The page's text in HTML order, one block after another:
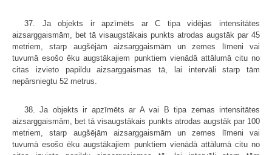
37. Ja objekts ir apzīmēts ar C tipa vidējas intensitātes
aizsarggaismām, bet tā visaugstākais punkts atrodas augstāk par 45
metriem, starp augšējām aizsarggaismām un zemes līmeni vai
tuvumā esošo ēku augstākajiem punktiem vienādā attālumā citu no
citas izvieto papildu aizsarggaismas tā, lai intervāli starp tām
nepārsniegtu 52 metrus.
38. Ja objekts ir apzīmēts ar A vai B tipa zemas intensitātes
aizsarg­gaismām, bet tā visaugstākais punkts atrodas augstāk par 100
metriem, starp augšējām aizsarggaismām un zemes līmeni vai
tuvumā esošo ēku augstākajiem punktiem vienādā attālumā citu no